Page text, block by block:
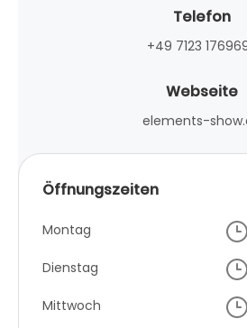
Telefon
+49 7123
Webseite
elements-
Öffnungszeiten
Montag
Dienstag
Mittwoch